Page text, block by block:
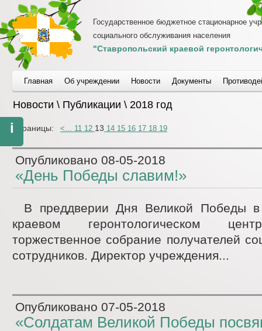
Государственное бюджетное стационарное
социального обслуживания населения
"Ставропольский краевой
i
Главная Об учреждении Новости Документы
Новости \ Публикации \ 2018 год
Страницы: <... 11 12 13 14 15 16 17 18 19
Опубликовано 08-05-2018
«День Победы славим!»
В преддверии Дня Великой Победы в
краевом геронтологическом
торжественное собрание получателей
сотрудников. Директор учреждения...
Опубликовано 07-05-2018
«Солдатам Великой Победы